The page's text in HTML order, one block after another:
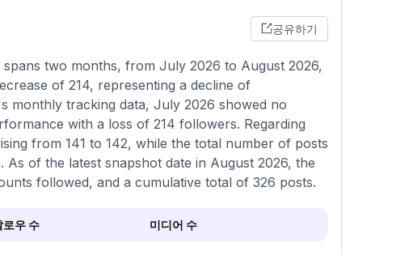
공유하기
two months, from July 2026 to August 2026,
of 214, representing a decline of
monthly tracking data, July 2026 showed no
with a loss of 214 followers. Regarding
from 141 to 142, while the total number of posts
of the latest snapshot date in August 2026, the
followed, and a cumulative total of 326 posts.
로우 수 미디어 수